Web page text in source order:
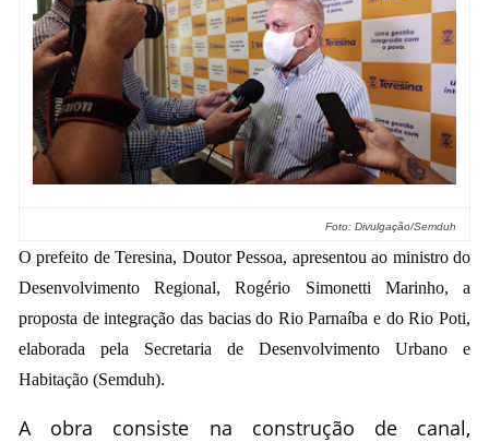
Foto: Divulgação/Semduh
O prefeito de Teresina, Doutor Pessoa, apresentou ao ministro do
Desenvolvimento Regional, Rogério Simonetti Marinho, a
proposta de integração das bacias do Rio Parnaíba e do Rio Poti,
elaborada pela Secretaria de Desenvolvimento Urbano e
Habitação (Semduh).
A obra consiste na construção de canal,